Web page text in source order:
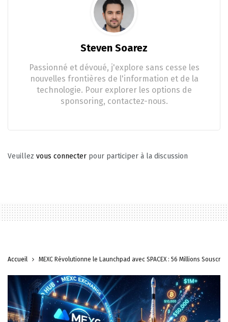
Steven Soarez
Passionné et dévoué, j'explore sans cesse les
nouvelles frontières de l'information et de la
technologie. Pour explorer les options de
sponsoring, contactez-nous.
Veuillez vous connecter pour participer à la discussion
Accueil MEXC Révolutionne le Launchpad avec SPACEX : 56 Millions Souscrits